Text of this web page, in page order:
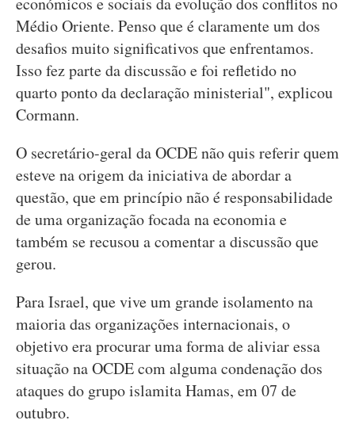
Médio Oriente. Penso que é claramente um dos
desafios muito significativos que enfrentamos.
Isso fez parte da discussão e foi refletido no
quarto ponto da declaração ministerial", explicou
Cormann.
O secretário-geral da OCDE não quis referir quem
esteve na origem da iniciativa de abordar a
questão, que em princípio não é responsabilidade
de uma organização focada na economia e
também se recusou a comentar a discussão que
gerou.
Para Israel, que vive um grande isolamento na
maioria das organizações internacionais, o
objetivo era procurar uma forma de aliviar essa
situação na OCDE com alguma condenação dos
ataques do grupo islamita Hamas, em 07 de
outubro.